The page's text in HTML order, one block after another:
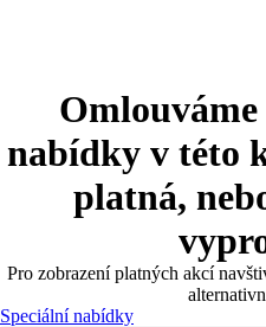
nabídky v této
platná,
Pro zobrazení platných akcí
Speciální nabídky